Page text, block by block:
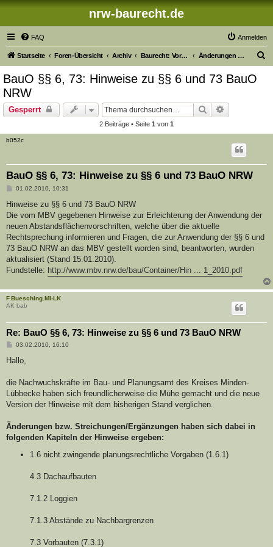
nrw-baurecht.de
FAQ Anmelden
Startseite Foren-Übersicht Archiv Baurecht: Vorschriftenänderungen der Vorjahre Änderungen 2010
BauO §§ 6, 73: Hinweise zu §§ 6 und 73 BauO
NRW
Gesperrt Suche
2 Beiträge • Seite 1 von 1
b052c
BauO §§ 6, 73: Hinweise zu §§ 6 und 73 BauO NRW
B
i
r
a
01.02.2010, 10:31
Hinweise zu §§ 6 und 73 BauO NRW
Die vom MBV gegebenen Hinweise zur Erleichterung der Anwendung der
neuen Abstandsflächenvorschriften, welche über die aktuelle
Rechtsprechung informieren und Fragen, die zur Anwendung der §§ 6 und
73 BauO NRW an das MBV gestellt worden sind, beantworten, wurden
aktualisiert (Stand 15.01.2010).
Fundstelle: http://www.mbv.nrw.de/bau/Container/Hin ... 1_2010.pdf
F.Buesching.MI-LK
AK bab
Re: BauO §§ 6, 73: Hinweise zu §§ 6 und 73 BauO NRW
B
i
a
03.02.2010, 16:10
Hallo,
die Nachwuchskräfte im Bau- und Planungsamt des Kreises Minden-
Lübbecke haben sich freundlicherweise die Mühe gemacht und die neue
Version der Hinweise mit dem bisherigen Stand verglichen.
Änderungen bzw. Streichungen/Ergänzungen haben sich dabei in
folgenden Kapiteln der Hinweise ergeben:
1.6 nicht zwingende planungsrechtliche Vorgaben (1.6.1)
4.3 Dachaufbauten
7.1.2 Loggien
7.1.3 Abstände zu Nachbargrenzen
7.3 Vorbauten (7.3.1)